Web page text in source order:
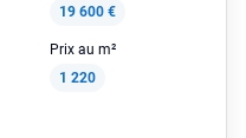
19 600 €
Prix au m²
1 220